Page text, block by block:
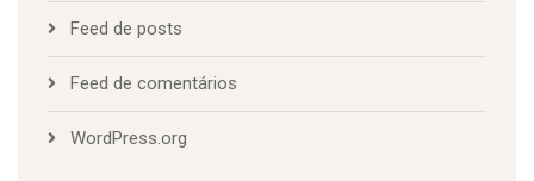
Feed de posts
Feed de comentários
WordPress.org